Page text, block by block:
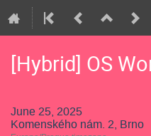
[Hybrid] OS
June 25, 2025
Komenského nám. 2, Brno